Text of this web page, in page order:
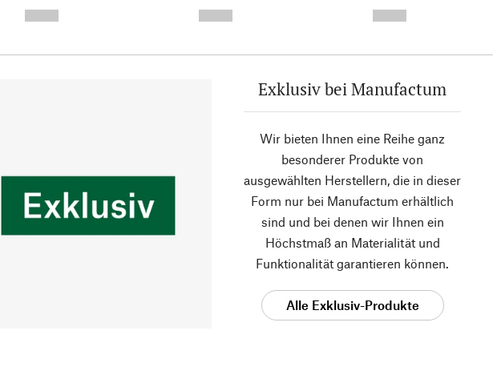
Exklusiv bei Manufactum
Wir bieten Ihnen eine Reihe ganz
besonderer Produkte von
ausgewählten Herstellern, die in dieser
Form nur bei Manufactum erhältlich
sind und bei denen wir Ihnen ein
Höchstmaß an Materialität und
Funktionalität garantieren können.
Alle Exklusiv-Produkte